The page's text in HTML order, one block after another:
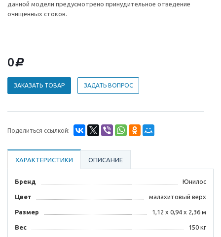
данной модели предусмотрено принудительное отведение
очищенных стоков.
0d
ЗАКАЗАТЬ ТОВАР ЗАДАТЬ ВОПРОС
Поделиться ссылкой:
ХАРАКТЕРИСТИКИ ОПИСАНИЕ
Бренд Юнилос
Цвет малахитовый верх
Размер 1,12 х 0,94 х 2,36 м
Вес 150 кг